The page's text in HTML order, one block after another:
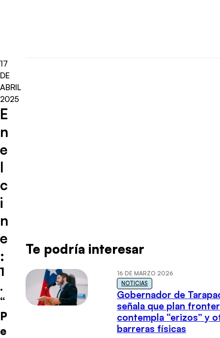
17
DE
ABRIL
2025
E
n
e
l
c
i
n
e
:
1
.
“
P
e
Te podría interesar
16 DE MARZO 2026
NOTICIAS
Gobernador de
señala que plan
contempla “erizos” y
barreras físicas